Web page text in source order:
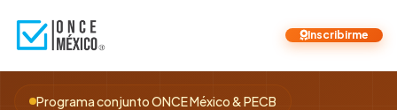
Inscribirme
Programa conjunto ONCE México & PECB